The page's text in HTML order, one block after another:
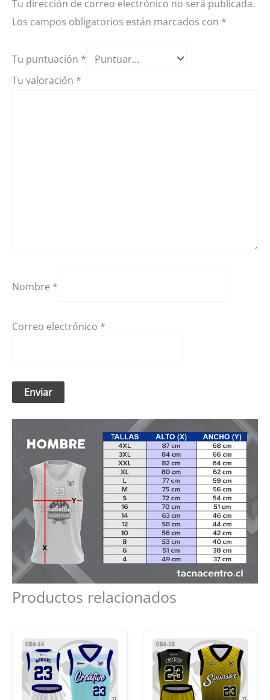
Tu dirección de correo electrónico no será publicada.
Los campos obligatorios están marcados con *
Tu puntuación *
Tu valoración *
Nombre *
Correo electrónico *
Productos relacionados